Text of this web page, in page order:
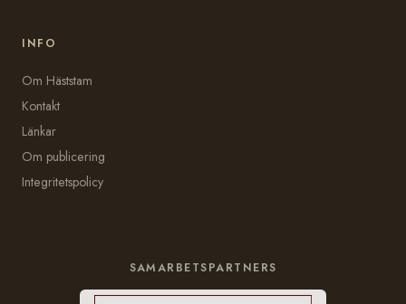
INFO
Om Häststam
Kontakt
Länkar
Om publicering
Integritetspolicy
SAMARBETSPARTNERS